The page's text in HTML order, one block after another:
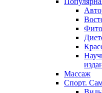
Массаж
Спорт.